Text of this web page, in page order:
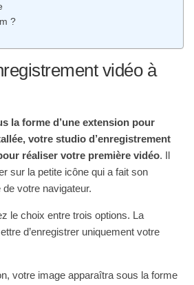
?
vidéo à
la forme d’une extension pour
votre studio d’enregistrement
réaliser votre première vidéo. Il
sur la petite icône qui a fait son
votre navigateur.
le choix entre trois options. La
d’enregistrer uniquement votre
votre image apparaîtra sous la forme